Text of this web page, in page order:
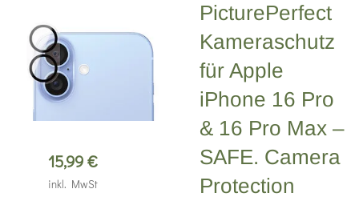
PicturePerfect
Kameraschutz
für Apple
iPhone 16 Pro
& 16 Pro Max –
SAFE. Camera
Protection
15,99 €
inkl. MwSt